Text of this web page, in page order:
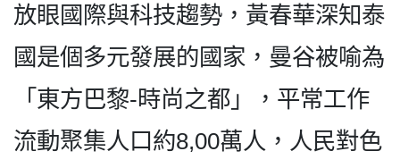
放眼國際與科技趨勢，黃春華深知泰
國是個多元發展的國家，曼谷被喻為
「東方巴黎-時尚之都」，平常工作
流動聚集人口約8,00萬人，人民對色